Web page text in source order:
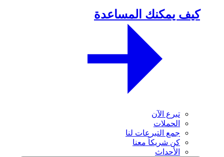
كيف يمكنك المساعدة
تبرع الآن
الحملات
جمع التبرعات لنا
كن شريكاً معنا
الأحداث